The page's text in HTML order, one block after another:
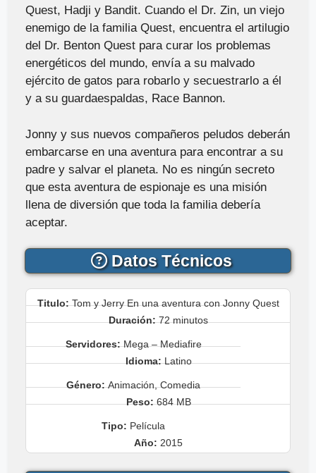
Quest, Hadji y Bandit. Cuando el Dr. Zin, un viejo
enemigo de la familia Quest, encuentra el artilugio
del Dr. Benton Quest para curar los problemas
energéticos del mundo, envía a su malvado
ejército de gatos para robarlo y secuestrarlo a él
y a su guardaespaldas, Race Bannon.
Jonny y sus nuevos compañeros peludos deberán
embarcarse en una aventura para encontrar a su
padre y salvar el planeta. No es ningún secreto
que esta aventura de espionaje es una misión
llena de diversión que toda la familia debería
aceptar.
Datos Técnicos
Titulo:Tom y Jerry En una aventura con Jonny Quest
Duración:72 minutos
Servidores:Mega – Mediafire
Idioma:Latino
Género:Animación, Comedia
Peso:684 MB
Tipo: Película
Año: 2015